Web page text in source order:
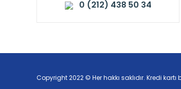
0 (212) 438 50 34
Copyright 2022 © Her hakkı saklıdır. Kredi